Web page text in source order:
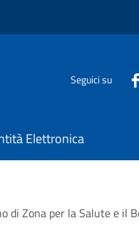
Seguici su
Elettronica
Zona per la Salute e il